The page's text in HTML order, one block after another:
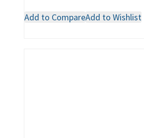
Add to CompareAdd to Wishlist